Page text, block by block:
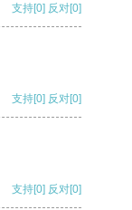
支持[0] 反对[0]
支持[0] 反对[0]
支持[0] 反对[0]